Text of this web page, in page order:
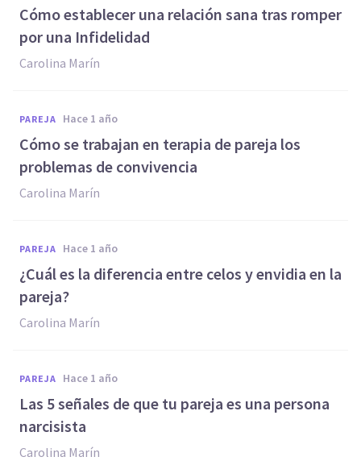
Cómo establecer una relación sana tras romper
por una Infidelidad
Carolina Marín
PAREJA hace 1 año
Cómo se trabajan en terapia de pareja los
problemas de convivencia
Carolina Marín
PAREJA hace 1 año
¿Cuál es la diferencia entre celos y envidia en la
pareja?
Carolina Marín
PAREJA hace 1 año
Las 5 señales de que tu pareja es una persona
narcisista
Carolina Marín